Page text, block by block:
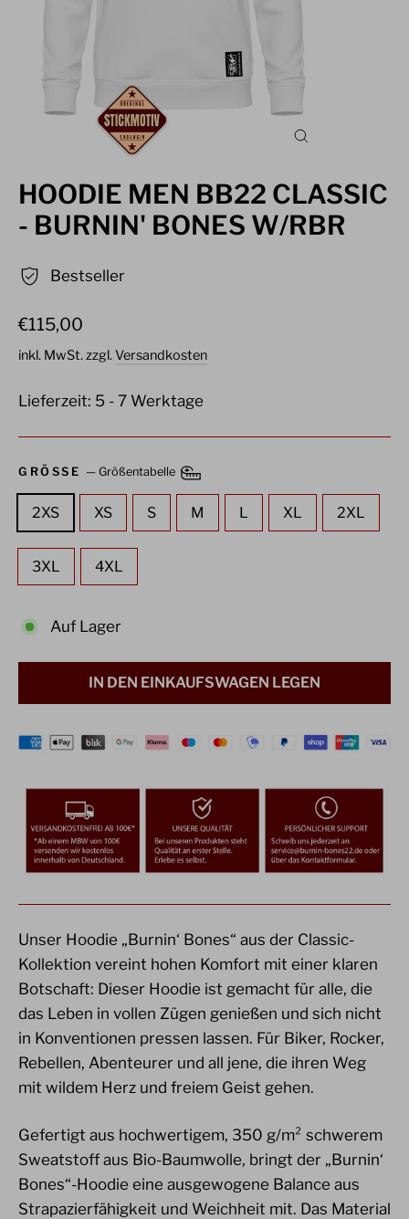
HOODIE MEN BB22 CLASSIC
- BURNIN' BONES W/RBR
Bestseller
Normaler
Preis
€115,00
inkl. MwSt. zzgl.Versandkosten
Lieferzeit: 5 - 7 Werktage
GRÖSSE — Größentabelle
2XS XS S M L XL 2XL
3XL 4XL
Auf Lager
IN DEN EINKAUFSWAGEN LEGEN
Unser Hoodie „Burnin‘ Bones“ aus der Classic-
Kollektion vereint hohen Komfort mit einer klaren
Botschaft: Dieser Hoodie ist gemacht für alle, die
das Leben in vollen Zügen genießen und sich nicht
in Konventionen pressen lassen. Für Biker, Rocker,
Rebellen, Abenteurer und all jene, die ihren Weg
mit wildem Herz und freiem Geist gehen.
Gefertigt aus hochwertigem, 350 g/m² schwerem
Sweatstoff aus Bio-Baumwolle, bringt der „Burnin‘
Bones“-Hoodie eine ausgewogene Balance aus
Strapazierfähigkeit und Weichheit mit. Das Material